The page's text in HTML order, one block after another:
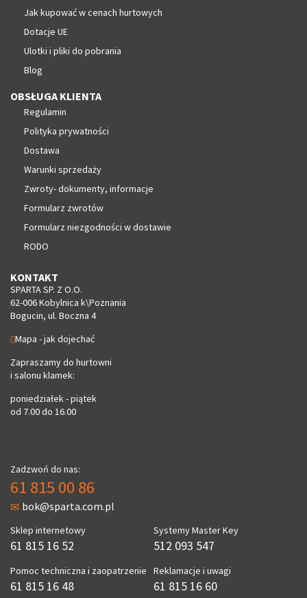
Jak kupować w cenach hurtowych
Dotacje UE
Ulotki i pliki do pobrania
Blog
OBSŁUGA KLIENTA
Regulamin
Polityka prywatności
Dostawa
Warunki sprzedaży
Zwroty- dokumenty, informacje
Formularz zwrotów
Formularz niezgodności w dostawie
RODO
KONTAKT
SPARTA SP. Z O.O.
62-006 Kobylnica k\Poznania
Bogucin, ul. Boczna 4
Mapa - jak dojechać
Zapraszamy do hurtowni
i salonu klamek:
poniedziałek - piątek
od 7.00 do 16.00
Zadzwoń do nas:
61 815 00 86
bok@sparta.com.pl
Sklep internetowy
61 815 16 52
Pomoc techniczna i zaopatrzenie
61 815 16 48
Systemy Master Key
512 093 547
Reklamacje i uwagi
61 815 16 60